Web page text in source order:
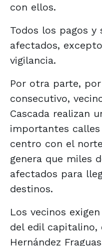
con ellos.
Todos los pagos y
afectados,
vigilancia.
Por otra parte,
consecutivo,
Cascada realizan
importantes
centro con el
genera que miles
afectados para
destinos.
Los vecinos
del edil
Hernández